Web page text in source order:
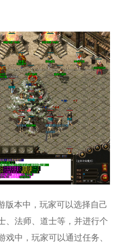
版本中，玩家可以选择自己
、法师、道士等，并进行个
中，玩家可以通过任务、